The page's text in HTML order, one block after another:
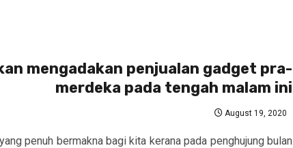
mengadakan penjualan gadget pra-
merdeka pada tengah malam ini
August 19, 2020
penuh bermakna bagi kita kerana pada penghujung bulan